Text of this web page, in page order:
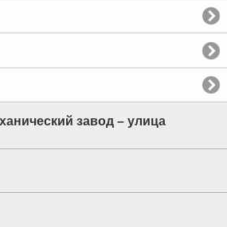
завод – улица